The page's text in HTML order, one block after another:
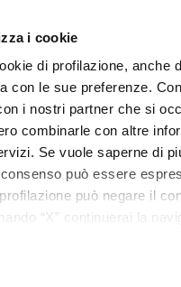
i cookie
di profilazione, anche
con le sue preferenze.
i nostri partner che si
combinarle con altre
Se vuole saperne di
può essere
può negare il
“X” continuerai la
Linee Trattamenti